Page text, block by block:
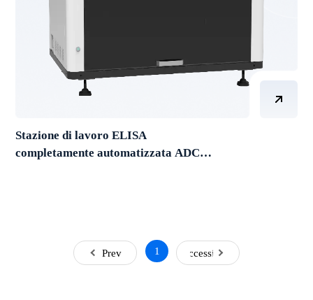
Stazione di lavoro ELISA
completamente automatizzata ADC
Prev 1 Successivo